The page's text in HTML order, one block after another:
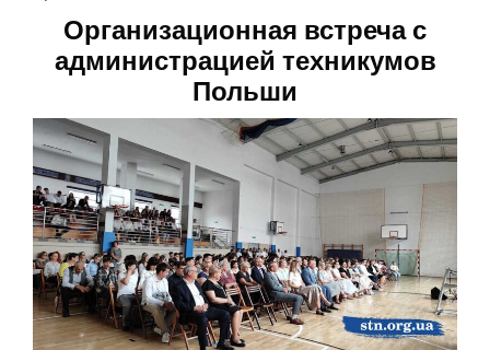
Организационная встреча с
администрацией техникумов
Польши